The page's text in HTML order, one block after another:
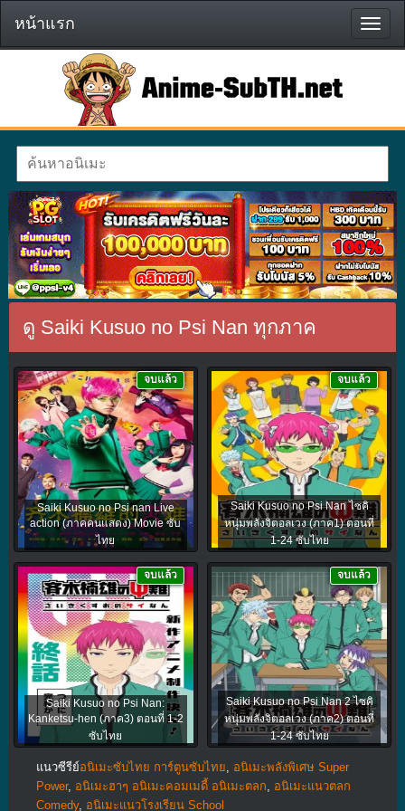
หน้า
แรก
หน้าแรก
ดู Saiki Kusuo no Psi Nan ทุกภาค
Saiki Kusuo no Psi nan Live
action (ภาคคนแสดง) Movie ซับ
ไทย
จบแล้ว
Saiki Kusuo no Psi Nan ไซคิ
หนุ่มพลังจิตอลเวง (ภาค1) ตอนที่
1-24 ซับไทย
จบแล้ว
Saiki Kusuo no Psi Nan:
Kanketsu-hen (ภาค3) ตอนที่ 1-2
ซับไทย
จบแล้ว
Saiki Kusuo no Psi Nan 2 ไซคิ
หนุ่มพลังจิตอลเวง (ภาค2) ตอนที่
1-24 ซับไทย
จบแล้ว
แนวซีรีย์อนิเมะซับไทย การ์ตูนซับไทย
อนิเมะพลังพิเศษ Super
Power, อนิเมะฮาๆ อนิเมะคอมเมดี้ อนิเมะตลก
อนิเมะแนวตลก
Comedy, อนิเมะแนวโรงเรียน School